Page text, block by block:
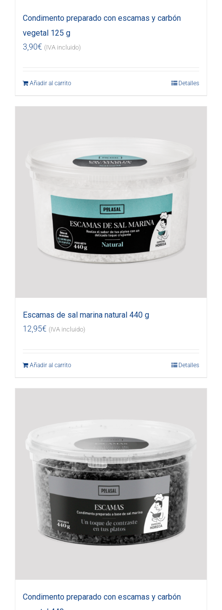
Condimento preparado con escamas y carbón
vegetal 125 g
3,90€ (IVA incluido)
Añadir al carrito Detalles
Escamas de sal marina natural 440 g
12,95€ (IVA incluido)
Añadir al carrito Detalles
Condimento preparado con escamas y carbón